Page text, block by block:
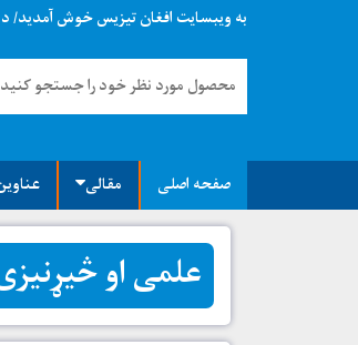
به ویبسایت افغان تیزیس خوش آمدید/
صفحه اصلی مقالی
علمی او